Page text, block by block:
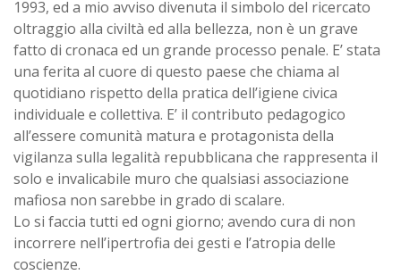
1993, ed a mio avviso divenuta il simbolo del ricercato
oltraggio alla civiltà ed alla bellezza, non è un grave
fatto di cronaca ed un grande processo penale. E’ stata
una ferita al cuore di questo paese che chiama al
quotidiano rispetto della pratica dell’igiene civica
individuale e collettiva. E’ il contributo pedagogico
all’essere comunità matura e protagonista della
vigilanza sulla legalità repubblicana che rappresenta il
solo e invalicabile muro che qualsiasi associazione
mafiosa non sarebbe in grado di scalare.
Lo si faccia tutti ed ogni giorno; avendo cura di non
incorrere nell’ipertrofia dei gesti e l’atropia delle
coscienze.